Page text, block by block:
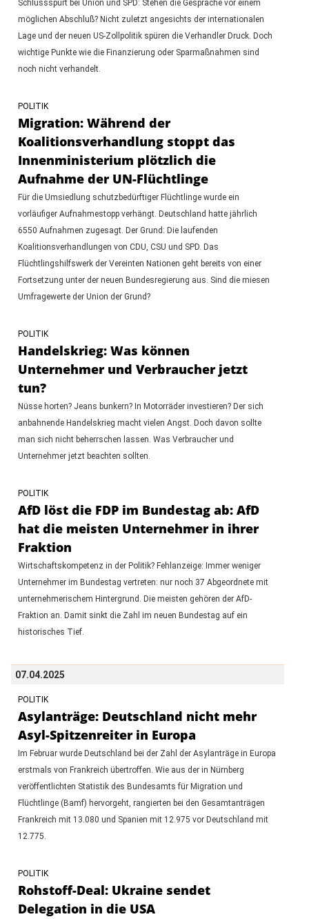
Schlussspurt bei Union und SPD: Stehen die Gespräche vor einem
möglichen Abschluß? Nicht zuletzt angesichts der internationalen
Lage und der neuen US-Zollpolitik spüren die Verhandler Druck. Doch
wichtige Punkte wie die Finanzierung oder Sparmaßnahmen sind
noch nicht verhandelt.
POLITIK
Migration: Während der
Koalitionsverhandlung stoppt das
Innenministerium plötzlich die
Aufnahme der UN-Flüchtlinge
Für die Umsiedlung schutzbedürftiger Flüchtlinge wurde ein
vorläufiger Aufnahmestopp verhängt. Deutschland hatte jährlich
6550 Aufnahmen zugesagt. Der Grund: Die laufenden
Koalitionsverhandlungen von CDU, CSU und SPD. Das
Flüchtlingshilfswerk der Vereinten Nationen geht bereits von einer
Fortsetzung unter der neuen Bundesregierung aus. Sind die miesen
Umfragewerte der Union der Grund?
POLITIK
Handelskrieg: Was können
Unternehmer und Verbraucher jetzt
tun?
Nüsse horten? Jeans bunkern? In Motorräder investieren? Der sich
anbahnende Handelskrieg macht vielen Angst. Doch davon sollte
man sich nicht beherrschen lassen. Was Verbraucher und
Unternehmer jetzt beachten sollten.
POLITIK
AfD löst die FDP im Bundestag ab: AfD
hat die meisten Unternehmer in ihrer
Fraktion
Wirtschaftskompetenz in der Politik? Fehlanzeige: Immer weniger
Unternehmer im Bundestag vertreten: nur noch 37 Abgeordnete mit
unternehmerischem Hintergrund. Die meisten gehören der AfD-
Fraktion an. Damit sinkt die Zahl im neuen Bundestag auf ein
historisches Tief.
07.04.2025
POLITIK
Asylanträge: Deutschland nicht mehr
Asyl-Spitzenreiter in Europa
Im Februar wurde Deutschland bei der Zahl der Asylanträge in Europa
erstmals von Frankreich übertroffen. Wie aus der in Nürnberg
veröffentlichten Statistik des Bundesamts für Migration und
Flüchtlinge (Bamf) hervorgeht, rangierten bei den Gesamtanträgen
Frankreich mit 13.080 und Spanien mit 12.975 vor Deutschland mit
12.775.
POLITIK
Rohstoff-Deal: Ukraine sendet
Delegation in die USA